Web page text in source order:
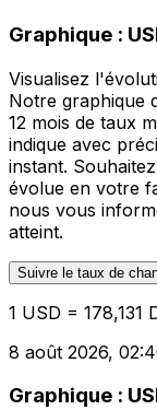
Graphique :
Visualisez
Notre graphique
12 mois de taux
indique avec
instant.
évolue en votre
nous vous
atteint.
Suivre le taux de
1 USD = 178,131
8 août 2026,
Graphique :